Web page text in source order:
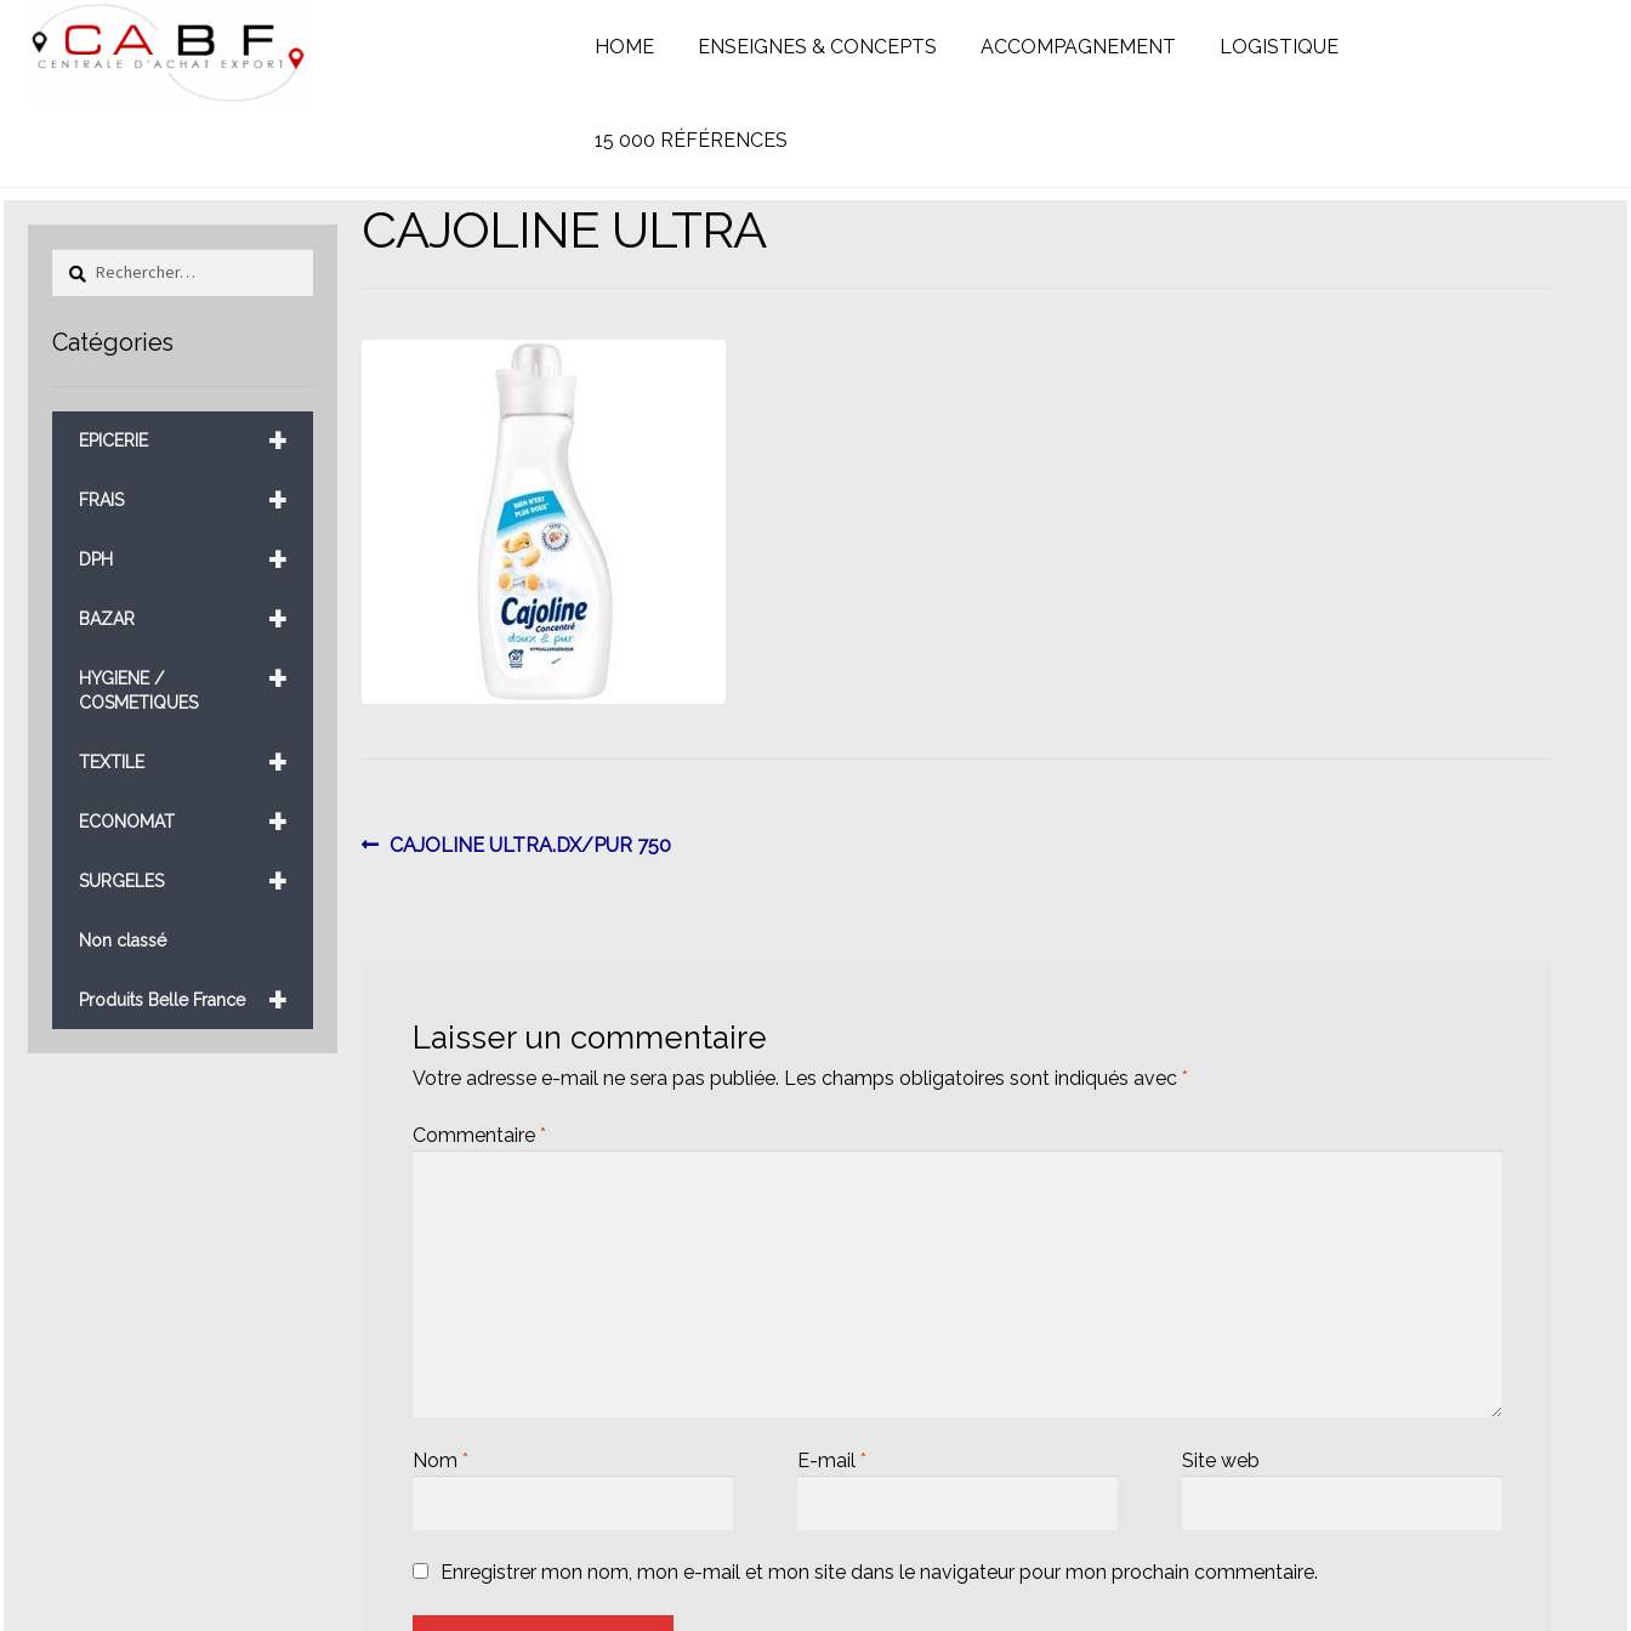
Aller
à
la
Aller
au
contenu
HOME ENSEIGNES & CONCEPTS ACCOMPAGNEMENT LOGISTIQUE
15 000 RÉFÉRENCES
CAJOLINE ULTRA
Navigation
Article
CAJOLINE ULTRA.DX/PUR 750
Laisser un commentaire
Votre adresse e-mail ne sera pas publiée. Les champs obligatoires sont indiqués avec *
Commentaire *
Nom * E-mail * Site web
Enregistrer mon nom, mon e-mail et mon site dans le navigateur pour mon prochain commentaire.
Rechercher :
Catégories
+
EPICERIE
+
FRAIS
+
DPH
+
BAZAR
+
HYGIENE /
COSMETIQUES
+
TEXTILE
+
ECONOMAT
+
SURGELES
Non classé
+
Produits Belle France